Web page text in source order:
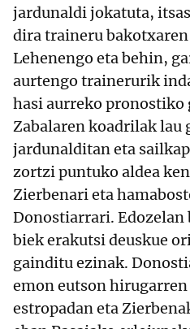
jardunaldi jokatuta,
dira traineru
Lehenengo eta behin,
aurtengo trainerurik
hasi aurreko pronostiko
Zabalaren koadrilak lau
jardunalditan eta
zortzi puntuko aldea
Zierbenari eta
Donostiarrari. Edozelan
biek erakutsi deuskue
gainditu ezinak.
emon eutson
estropadan eta